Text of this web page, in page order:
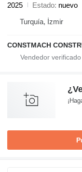
2025
Estado nuevo
Turquía, İzmir
CONSTMACH